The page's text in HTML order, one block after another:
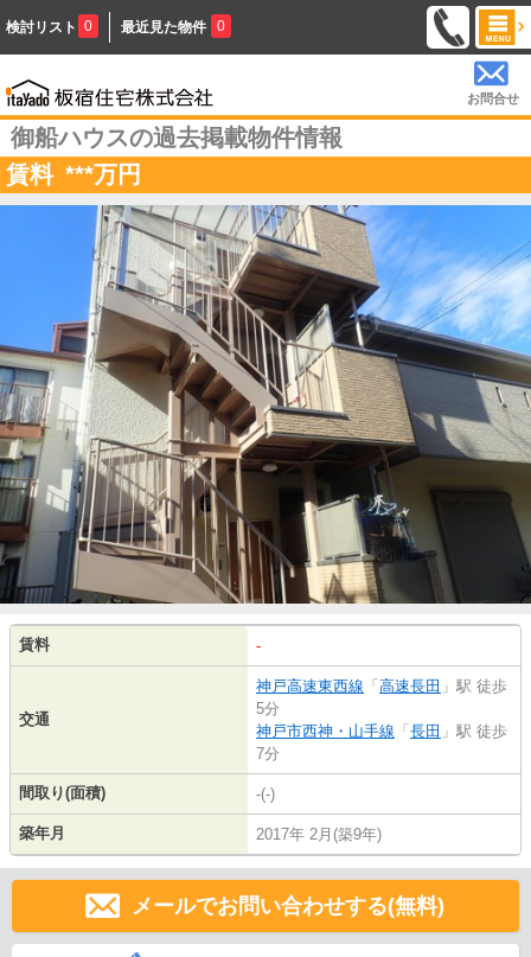
検討リスト 0 最近見た物件 0
お問合せ
御船ハウスの過去掲載物件情報
賃料 ***万円
賃料 -
交通
神戸高速東西線 「 高速長田 」駅 徒歩
5分
神戸市西神・山手線 「 長田 」駅 徒歩
7分
間取り(面積) -(-)
築年月 2017年 2月(築9年)
メールでお問い合わせする(無料)